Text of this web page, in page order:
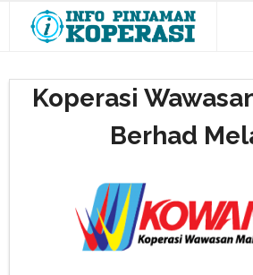
Panel Koperasi
Semak Kelayakan
Koperasi
Berhad